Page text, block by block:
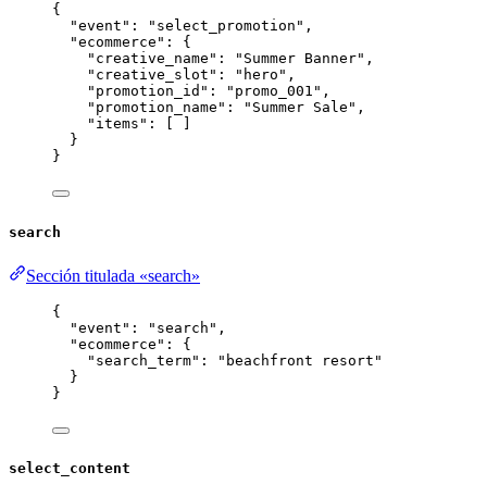
{
"event" : " select_promotion " ,
"ecommerce" : {
"creative_name" : " Summer Banner" ,
"creative_slot" : " hero " ,
"promotion_id" : " promo_001 " ,
"promotion_name" : " Summer Sale " ,
"items" : [ ]
}
}
search
Sección titulada «search»
{
"event" : " search " ,
"ecommerce" : {
"search_term" : " beachfront resort "
}
}
select_content